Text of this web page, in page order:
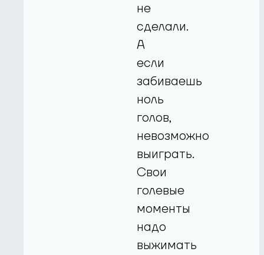
не
сделали.
А
если
забиваешь
ноль
голов,
невозможно
выиграть.
Свои
голевые
моменты
надо
выжимать